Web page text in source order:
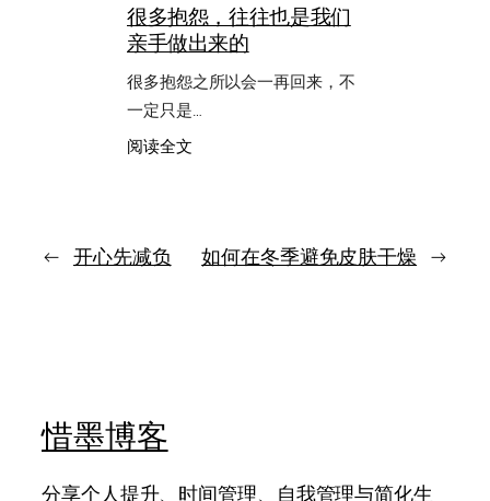
换
成
什
么
功，
不
喊
得
而
间
很多抱怨，往往也是我们
亲手做出来的
很多抱怨之所以会一再回来，不
一定只是…
阅读全文：
往
的
← 开心先减负 如何在冬季避免皮肤干燥 →
惜墨博客
分享个人提升、时间管理、自我管理与简化生